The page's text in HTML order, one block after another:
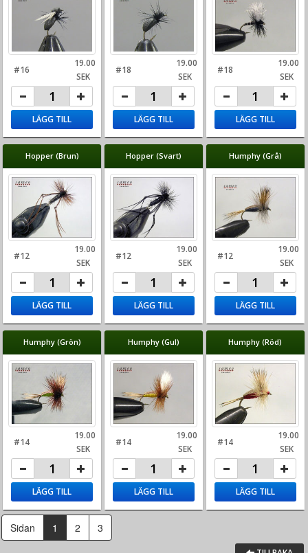
#16
19.00
SEK
LÄGG TILL
#18
19.00
SEK
LÄGG TILL
#18
19.00
SEK
LÄGG TILL
Hopper (Brun)
#12
19.00
SEK
LÄGG TILL
Hopper (Svart)
#12
19.00
SEK
LÄGG TILL
Humphy (Grå)
#12
19.00
SEK
LÄGG TILL
Humphy (Grön)
#14
19.00
SEK
LÄGG TILL
Humphy (Gul)
#14
19.00
SEK
LÄGG TILL
Humphy (Röd)
#14
19.00
SEK
LÄGG TILL
Sidan (current)
1 (current)
2 3